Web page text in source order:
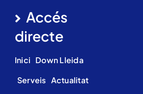
Accés
directe
Inici Down Lleida
Serveis Actualitat